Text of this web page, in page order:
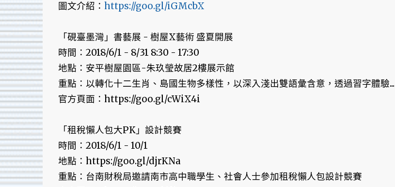
圖文介紹： https://goo.gl/iGMcbX
「硯臺墨灣」書藝展 - 樹屋X藝術 盛夏開展
時間：2018/6/1 - 8/31 8:30 - 17:30
地點：安平樹屋園區-朱玖瑩故居2樓展示館
重點：以轉化十二生肖、島國生物多樣性，以深入淺出雙語彙含意，透過習字體驗...
官方頁面：https://goo.gl/cWiX4i
「租稅懶人包大PK」設計競賽
時間：2018/6/1 - 10/1
地點：https://goo.gl/djrKNa
重點：台南財稅局邀請南市高中職學生、社會人士參加租稅懶人包設計競賽